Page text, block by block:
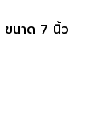
ขนาด 7 นิ้ว